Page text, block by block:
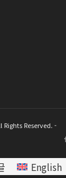
Rights Reserved. -
English